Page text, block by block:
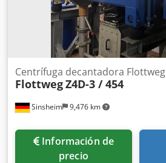
Sinsheim 9,476 km
Centrífuga decantadora Flottweg
FlottwegZ4D-3 / 454
Información de
precio